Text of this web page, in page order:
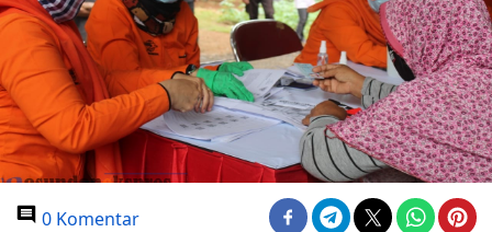
0 Komentar